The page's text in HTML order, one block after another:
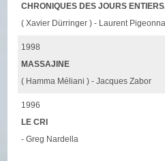
CHRONIQUES DES JOURS
( Xavier Dürringer ) - Laurent
1998
MASSAJINE
( Hamma Méliani ) - Jacques Zabor
1996
LE CRI
- Greg Nardella